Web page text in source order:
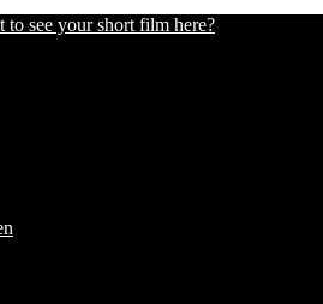
see your short film here?